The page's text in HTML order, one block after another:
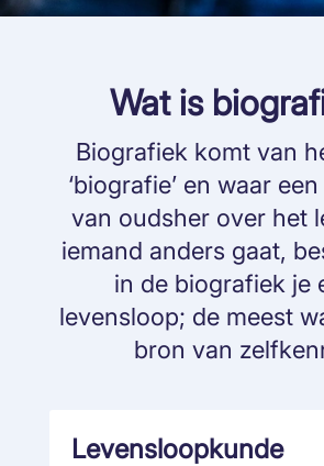
Wat is
Biografiek komt van
‘biografie’ en waar
van oudsher over het
iemand anders gaat,
in de biografiek je
levensloop; de meest
bron van
Levensloopkunde